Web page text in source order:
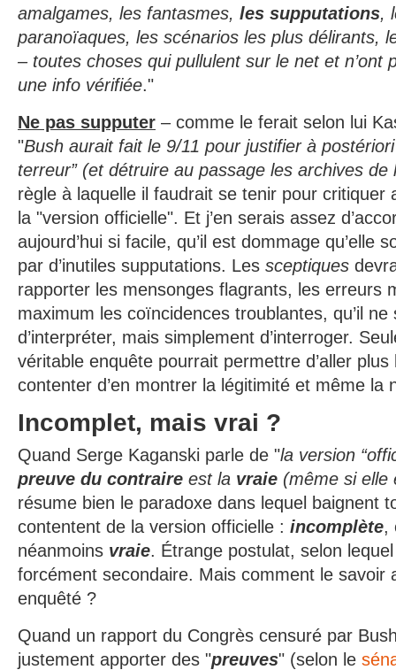
amalgames, les fantasmes, les supputations,
paranoïaques, les scénarios les plus délirants,
– toutes choses qui pullulent sur le net et n’ont
une info vérifiée."
Ne pas supputer – comme le ferait selon lui
"Bush aurait fait le 9/11 pour justifier à
terreur” (et détruire au passage les archives de
règle à laquelle il faudrait se tenir pour critiquer
la "version officielle". Et j’en serais assez
aujourd’hui si facile, qu’il est dommage qu’elle
par d’inutiles supputations. Les sceptiques
rapporter les mensonges flagrants, les erreurs
maximum les coïncidences troublantes, qu’il ne
d’interpréter, mais simplement d’interroger.
véritable enquête pourrait permettre d’aller
contenter d’en montrer la légitimité et même la
Incomplet, mais vrai ?
Quand Serge Kaganski parle de "la version
preuve du contraire est la vraie (même si
résume bien le paradoxe dans lequel baignent
contentent de la version officielle : incomplète,
néanmoins vraie. Étrange postulat, selon
forcément secondaire. Mais comment le savoir
enquêté ?
Quand un rapport du Congrès censuré par
justement apporter des "preuves" (selon le